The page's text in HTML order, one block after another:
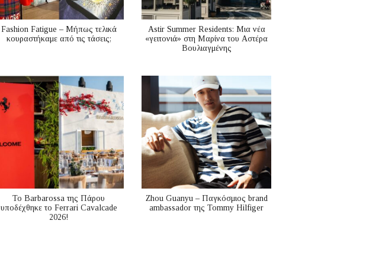
Fashion Fatigue – Μήπως τελικά
κουραστήκαμε από τις τάσεις;
Astir Summer Residents: Μια νέα
«γειτονιά» στη Μαρίνα του Αστέρα
Βουλιαγμένης
Το Barbarossa της Πάρου
υποδέχθηκε το Ferrari Cavalcade
2026!
Zhou Guanyu – Παγκόσμιος brand
ambassador της Tommy Hilfiger